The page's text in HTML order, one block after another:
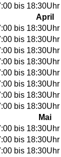
bis 18:30Uhr
April
bis 18:30Uhr
bis 18:30Uhr
bis 18:30Uhr
bis 18:30Uhr
bis 18:30Uhr
bis 18:30Uhr
bis 18:30Uhr
bis 18:30Uhr
Mai
bis 18:30Uhr
bis 18:30Uhr
bis 18:30Uhr